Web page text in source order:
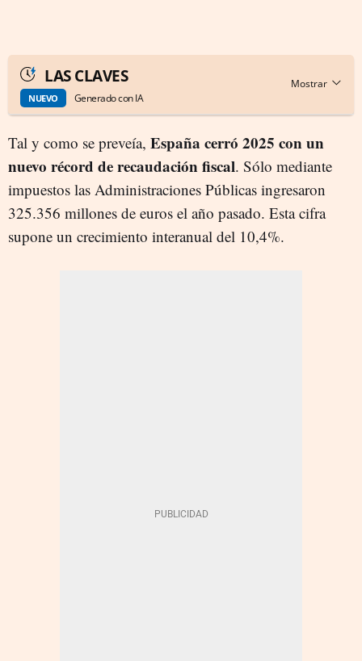
LAS CLAVES
NUEVO Generado con IA
Tal y como se preveía, España cerró 2025 con un
nuevo récord de recaudación fiscal. Sólo mediante
impuestos las Administraciones Públicas ingresaron
325.356 millones de euros el año pasado. Esta cifra
supone un crecimiento interanual del 10,4%.